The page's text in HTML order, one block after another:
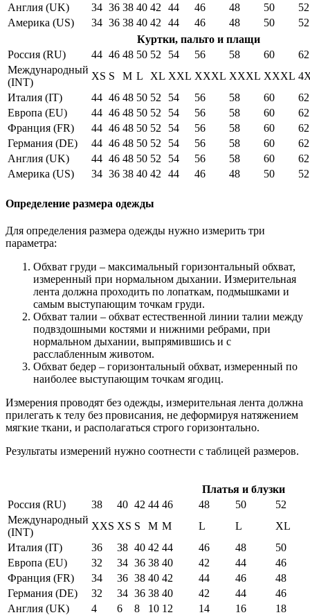
Англия (UK)
34 36 38 40 42 44 46 48 50
52
Америка (US)
34 36 38 40 42 44 46 48 50
52
Куртки, пальто и плащи
Россия (RU)
44 46 48 50 52 54 56 58 60
62
Международный
(INT)
XS S M L XL XXL XXXL XXXL XXXL
Италия (IT)
44 46 48 50 52 54 56 58 60
62
Европа (EU)
44 46 48 50 52 54 56 58 60
62
Франция (FR)
44 46 48 50 52 54 56 58 60
62
Германия (DE)
44 46 48 50 52 54 56 58 60
62
Англия (UK)
44 46 48 50 52 54 56 58 60
62
Америка (US)
34 36 38 40 42 44 46 48 50 52
Определение размера одежды
Для определения размера одежды нужно измерить три
параметра:
Обхват груди – максимальный горизонтальный обхват,
измеренный при нормальном дыхании. Измерительная
лента должна проходить по лопаткам, подмышками и
самым выступающим точкам груди.
Обхват талии – обхват естественной линии талии между
подвздошными костями и нижними ребрами, при
нормальном дыхании, выпрямившись и с
расслабленным животом.
Обхват бедер – горизонтальный обхват, измеренный по
наиболее выступающим точкам ягодиц.
Измерения проводят без одежды, измерительная лента должна
прилегать к телу без провисания, не деформируя натяжением
мягкие ткани, и располагаться строго горизонтально.
Результаты измерений нужно соотнести с таблицей размеров.
Платья и блузки
Россия (RU)
38 40 42 44 46 48 50
52
Международный
(INT)
XXS XS S M M L L
XL
Италия (IT)
36 38 40 42 44 46 48
50
Европа (EU)
32 34 36 38 40 42 44
46
Франция (FR)
34 36 38 40 42 44 46
48
Германия (DE)
32 34 36 38 40 42 44
46
Англия (UK)
4 6 8 10 12 14 16
18